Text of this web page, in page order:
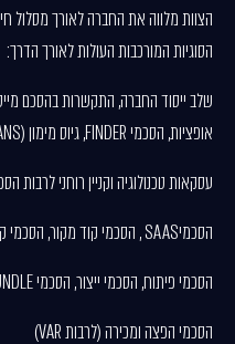
הצוות מלווה את החברה לאורך מסלול
הסוגיות המורכבות העולות לאורך הדרך:
שלב ייסוד החברה, התקשרות בהסכם
אופציות, הסכמי FINDER, גיוס מימון (SAFES, NOTES, LOANS, הון)
עסקאות טכנולוגיה וקניין רוחני לרבות
הסכמיSAAS , הסכמי קוד מקור, הסכמי קוד פתוח (OPEN CODE/SOURCE)
הסכמי פיתוח, הסכמי ייצור, הסכמי BUNDLE ו OEM
הסכמי הפצה ומכירה (לרבות VAR)